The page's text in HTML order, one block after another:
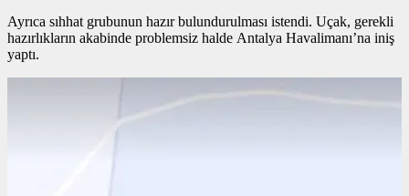
Ayrıca sıhhat grubunun hazır bulundurulması istendi. Uçak, gerekli
hazırlıkların akabinde problemsiz halde Antalya Havalimanı’na iniş
yaptı.